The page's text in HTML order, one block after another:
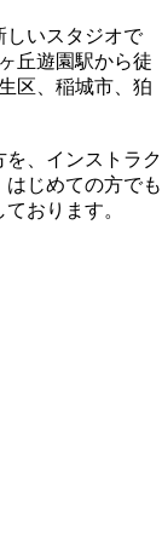
しいスタジオで
丘遊園駅から徒
区、稲城市、狛
、インストラク
じめての方でも
おります。